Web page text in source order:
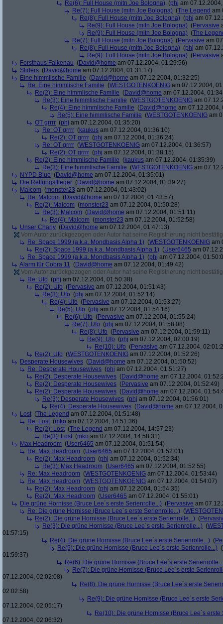
Re(6): Full House (mitn Joe Bologna) (phj am
Re(7): Full House (mitn Joe Bologna) (The Legend am
Re(8): Full House (mitn Joe Bologna) (phj am
Re(9): Full House (mitn Joe Bologna) (Pervasive
Re(9): Full House (mitn Joe Bologna) (The
Re(7): Full House (mitn Joe Bologna) (Pervasive am
Re(8): Full House (mitn Joe Bologna) (phj am
Re(9): Full House (mitn Joe Bologna) (Pervasive
Forsthaus Falkenau (David@home am 07.12.2004, 01:29:56)
Sliders (David@home am 07.12.2004, 01:31:17)
Eine himmlische Familie (David@home am 07.12.2004, 01:32:25)
Re: Eine himmlische Familie (WESTGOTENKOENIG am 07.12.2004,
Re(2): Eine himmlische Familie (David@home am 07.12.2004,
Re(3): Eine himmlische Familie (WESTGOTENKOENIG am
Re(4): Eine himmlische Familie (David@home am 07.12.2004,
Re(5): Eine himmlische Familie (WESTGOTENKOENIG am
OT grrrr (phj am 07.12.2004, 01:35:20)
Re: OT grrrr (kaukus am 07.12.2004, 01:36:10)
Re(2): OT grrrr (phj am 07.12.2004, 01:36:24)
Re: OT grrrr (WESTGOTENKOENIG am 07.12.2004, 01:36:57)
Re(2): OT grrrr (phj am 07.12.2004, 01:38:15)
Re(2): Eine himmlische Familie (kaukus am 07.12.2004, 01:35:39)
Re(3): Eine himmlische Familie (WESTGOTENKOENIG am
NYPD Blue (David@home am 07.12.2004, 01:35:01)
Die Rettungsflieger (David@home am 07.12.2004, 01:39:27)
Malcom (monster23 am 07.12.2004, 01:43:02)
Re: Malcom (David@home am 07.12.2004, 01:43:57)
Re(2): Malcom (monster23 am 07.12.2004, 01:50:28)
Re(3): Malcom (David@home am 07.12.2004, 01:51:11)
Re(4): Malcom (monster23 am 07.12.2004, 01:52:58)
Unser Charly (David@home am 07.12.2004, 01:47:13)
Vom Autor zurückgezogen oder Autor hat seine Registrierung nicht
Re: Space 1999 (a.k.a. Mondbasis Alpha 1) (WESTGOTENKOENIG am
Re(2): Space 1999 (a.k.a. Mondbasis Alpha 1) (User6465 am
Re: Space 1999 (a.k.a. Mondbasis Alpha 1) (phj am 07.12.2004,
Alarm für Cobra 11 (David@home am 07.12.2004, 01:49:42)
Vom Autor zurückgezogen oder Autor hat seine Registrierung nicht
Re: Ufo (phj am 07.12.2004, 01:50:38)
Re(2): Ufo (Pervasive am 07.12.2004, 01:51:43)
Re(3): Ufo (phj am 07.12.2004, 01:52:14)
Re(4): Ufo (Pervasive am 07.12.2004, 01:53:27)
Re(5): Ufo (phj am 07.12.2004, 01:54:16)
Re(6): Ufo (Pervasive am 07.12.2004, 01:55:24)
Re(7): Ufo (phj am 07.12.2004, 01:58:08)
Re(8): Ufo (Pervasive am 07.12.2004, 01:59:11)
Re(9): Ufo (phj am 07.12.2004, 02:00:19)
Re(10): Ufo (Pervasive am 07.12.2004,
Re(2): Ufo (WESTGOTENKOENIG am 07.12.2004, 01:52:26)
Desperate Housewives (David@home am 07.12.2004, 01:50:52)
Re: Desperate Housewives (phj am 07.12.2004, 01:51:27)
Re(2): Desperate Housewives (David@home am 07.12.2004,
Re(2): Desperate Housewives (Pervasive am 07.12.2004, 01:52:49)
Re(2): Desperate Housewives (David@home am 07.12.2004,
Re(3): Desperate Housewives (phj am 07.12.2004, 01:56:01)
Re(4): Desperate Housewives (David@home am 07.12.2004,
Lost (The Legend am 07.12.2004, 01:51:48)
Re: Lost (mko am 07.12.2004, 14:51:36)
Re(2): Lost (The Legend am 07.12.2004, 14:57:23)
Re(3): Lost (mko am 07.12.2004, 14:58:31)
Max Headroom (User6465 am 07.12.2004, 01:51:54)
Re: Max Headroom (User6465 am 07.12.2004, 01:52:01)
Re(2): Max Headroom (phj am 07.12.2004, 01:52:34)
Re(3): Max Headroom (User6465 am 07.12.2004, 01:52:55)
Re: Max Headroom (WESTGOTENKOENIG am 07.12.2004, 01:53:44)
Re: Max Headroom (WESTGOTENKOENIG am 07.12.2004, 01:54:07)
Re(2): Max Headroom (phj am 07.12.2004, 01:54:35)
Re(2): Max Headroom (User6465 am 07.12.2004, 01:55:01)
Die grüne Hornisse (Bruce Lee´s erste Serienrolle...) (Pervasive am
Re: Die grüne Hornisse (Bruce Lee´s erste Serienrolle...) (
Re(2): Die grüne Hornisse (Bruce Lee´s erste Serienrolle...) (
Re(3): Die grüne Hornisse (Bruce Lee´s erste Serienrolle...) (
01:57:15)
Re(4): Die grüne Hornisse (Bruce Lee´s erste Serienrolle...) (
Re(5): Die grüne Hornisse (Bruce Lee´s erste Serienrolle...) (
01:59:37)
Re(6): Die grüne Hornisse (Bruce Lee´s erste
Re(7): Die grüne Hornisse (Bruce Lee´s erste
07.12.2004, 02:02:08)
Re(8): Die grüne Hornisse (Bruce Lee´s erste
02:02:58)
Re(9): Die grüne Hornisse (Bruce Lee´s erste
07.12.2004, 02:05:17)
Re(10): Die grüne Hornisse (Bruce Lee´s erste
07.12.2004, 02:06:32)